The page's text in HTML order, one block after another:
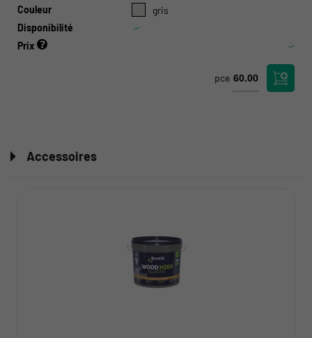
Couleur
gris
Disponibilité
Prix
pce
Accessoires